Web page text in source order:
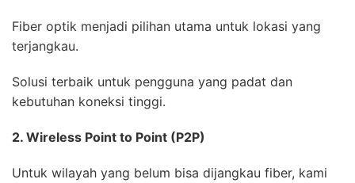
Fiber optik menjadi pilihan utama untuk lokasi yang
terjangkau.
Solusi terbaik untuk pengguna yang padat dan
kebutuhan koneksi tinggi.
2. Wireless Point to Point (P2P)
Untuk wilayah yang belum bisa dijangkau fiber, kami